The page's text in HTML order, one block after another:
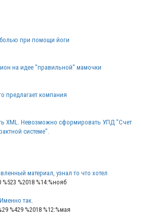
при помощи йоги
на идее "правильной" мамочки
предлагает компания
XML. Невозможно сформировать УПД "Счет
системе".
материал, узнал то что хотел
%523 %2018 %14:%нояб
так.
%429 %2018 %12:%мая